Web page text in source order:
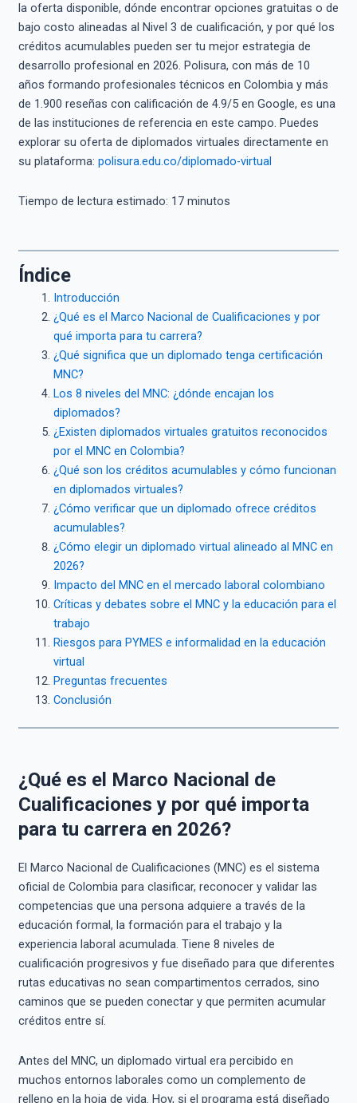
la oferta disponible, dónde encontrar opciones gratuitas o de
bajo costo alineadas al Nivel 3 de cualificación, y por qué los
créditos acumulables pueden ser tu mejor estrategia de
desarrollo profesional en 2026. Polisura, con más de 10
años formando profesionales técnicos en Colombia y más
de 1.900 reseñas con calificación de 4.9/5 en Google, es una
de las instituciones de referencia en este campo. Puedes
explorar su oferta de diplomados virtuales directamente en
su plataforma: polisura.edu.co/diplomado-virtual
Tiempo de lectura estimado: 17minutos
Índice
Introducción
¿Qué es el Marco Nacional de Cualificaciones y por
qué importa para tu carrera?
¿Qué significa que un diplomado tenga certificación
MNC?
Los 8 niveles del MNC: ¿dónde encajan los
diplomados?
¿Existen diplomados virtuales gratuitos reconocidos
por el MNC en Colombia?
¿Qué son los créditos acumulables y cómo funcionan
en diplomados virtuales?
¿Cómo verificar que un diplomado ofrece créditos
acumulables?
¿Cómo elegir un diplomado virtual alineado al MNC en
2026?
Impacto del MNC en el mercado laboral colombiano
Críticas y debates sobre el MNC y la educación para el
trabajo
Riesgos para PYMES e informalidad en la educación
virtual
Preguntas frecuentes
Conclusión
¿Qué es el Marco Nacional de
Cualificaciones y por qué importa
para tu carrera en 2026?
El Marco Nacional de Cualificaciones (MNC) es el sistema
oficial de Colombia para clasificar, reconocer y validar las
competencias que una persona adquiere a través de la
educación formal, la formación para el trabajo y la
experiencia laboral acumulada. Tiene 8 niveles de
cualificación progresivos y fue diseñado para que diferentes
rutas educativas no sean compartimentos cerrados, sino
caminos que se pueden conectar y que permiten acumular
créditos entre sí.
Antes del MNC, un diplomado virtual era percibido en
muchos entornos laborales como un complemento de
relleno en la hoja de vida. Hoy, si el programa está diseñado